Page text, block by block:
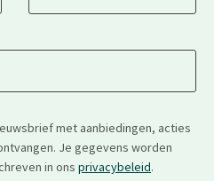
met aanbiedingen, acties
Je gegevens worden
in ons privacybeleid.